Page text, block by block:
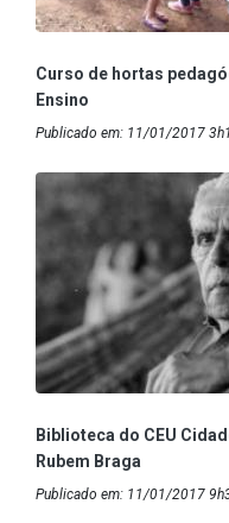
Curso de hortas
Ensino
Publicado em: 11/01/2017
Biblioteca do CEU
Rubem Braga
Publicado em: 11/01/2017